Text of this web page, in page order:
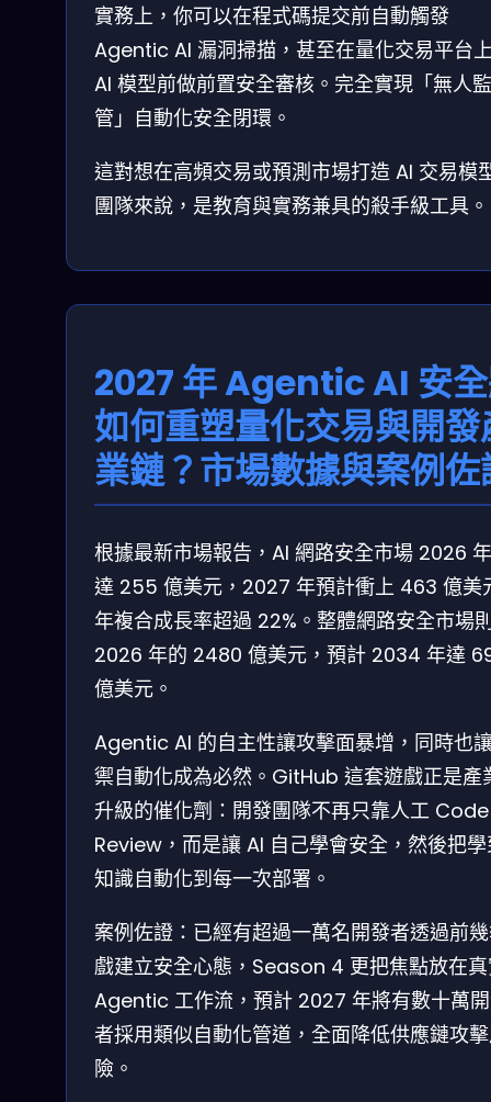
實務上，你可以在程式碼提交前自動觸發
Agentic AI 漏洞掃描，甚至在量化交易平台
AI 模型前做前置安全審核。完全實現「無人監
管」自動化安全閉環。
這對想在高頻交易或預測市場打造 AI 交易模
團隊來說，是教育與實務兼具的殺手級工具。
2027 年 Agentic AI 安
如何重塑量化交易與開發
業鏈？市場數據與案例佐
根據最新市場報告，AI 網路安全市場 2026
達 255 億美元，2027 年預計衝上 463 億美
年複合成長率超過 22%。整體網路安全市場
2026 年的 2480 億美元，預計 2034 年達
億美元。
Agentic AI 的自主性讓攻擊面暴增，同時也
禦自動化成為必然。GitHub 這套遊戲正是產
升級的催化劑：開發團隊不再只靠人工 Code
Review，而是讓 AI 自己學會安全，然後把
知識自動化到每一次部署。
案例佐證：已經有超過一萬名開發者透過前
戲建立安全心態，Season 4 更把焦點放在
Agentic 工作流，預計 2027 年將有數十萬
者採用類似自動化管道，全面降低供應鏈攻
險。